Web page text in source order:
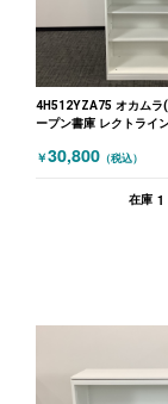
4H512YZA75 オカムラ
ープン書庫 レクトライ
￥30,800 （税込）
在庫 1